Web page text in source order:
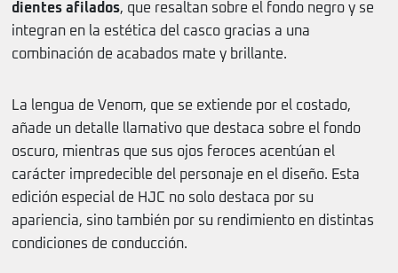
dientes afilados, que resaltan sobre el fondo negro y se
integran en la estética del casco gracias a una
combinación de acabados mate y brillante.
La lengua de Venom, que se extiende por el costado,
añade un detalle llamativo que destaca sobre el fondo
oscuro, mientras que sus ojos feroces acentúan el
carácter impredecible del personaje en el diseño. Esta
edición especial de HJC no solo destaca por su
apariencia, sino también por su rendimiento en distintas
condiciones de conducción.